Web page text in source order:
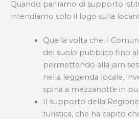
Quando parliamo di supporto
intendiamo solo il logo sulla
Quella volta che il
del suolo pubblico fino
permettendo alla jam
nella leggenda locale,
spina a mezzanotte in
Il supporto della
turistica, che ha capito